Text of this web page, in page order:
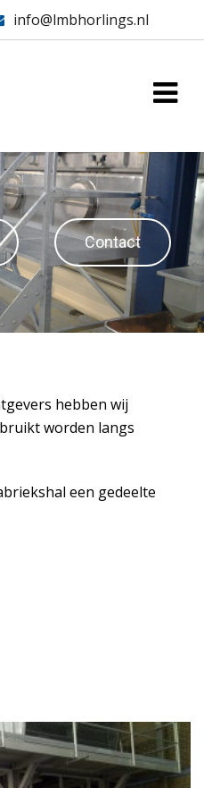
info@lmbhorlings.nl
Contact
hebben wij
worden langs
een gedeelte